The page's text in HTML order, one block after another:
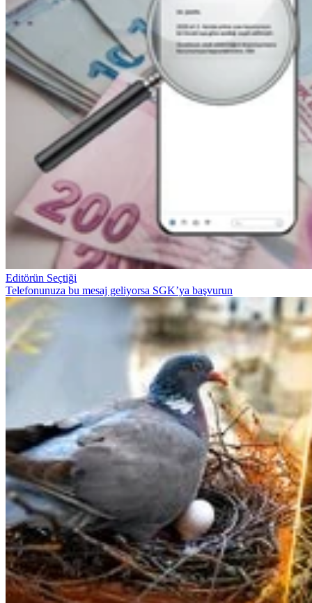
Editörün Seçtiği
Telefonunuza bu mesaj geliyorsa SGK’ya başvurun